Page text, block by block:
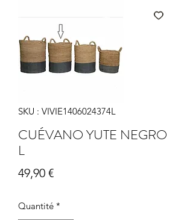
SKU : VIVIE1406024374L
CUÉVANO YUTE NEGRO
L
49,90 €Prix
Quantité *